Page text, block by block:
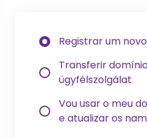
Registrar um
Transferir
ügyfélszolgálat
Vou usar o meu
e atualizar os